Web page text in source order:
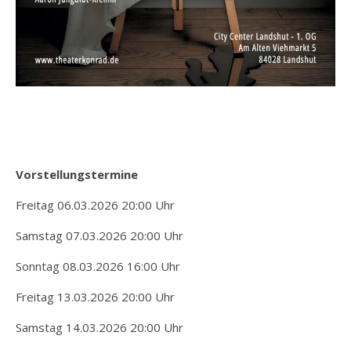
Vorstellungstermine
Freitag 06.03.2026 20:00 Uhr
Samstag 07.03.2026 20:00 Uhr
Sonntag 08.03.2026 16:00 Uhr
Freitag 13.03.2026 20:00 Uhr
Samstag 14.03.2026 20:00 Uhr